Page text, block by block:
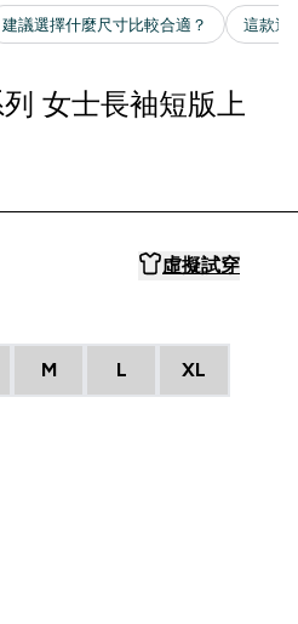
女士長袖短版上
虛擬試穿
M L XL